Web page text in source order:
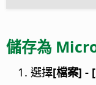
儲存為
選擇[檔案] -